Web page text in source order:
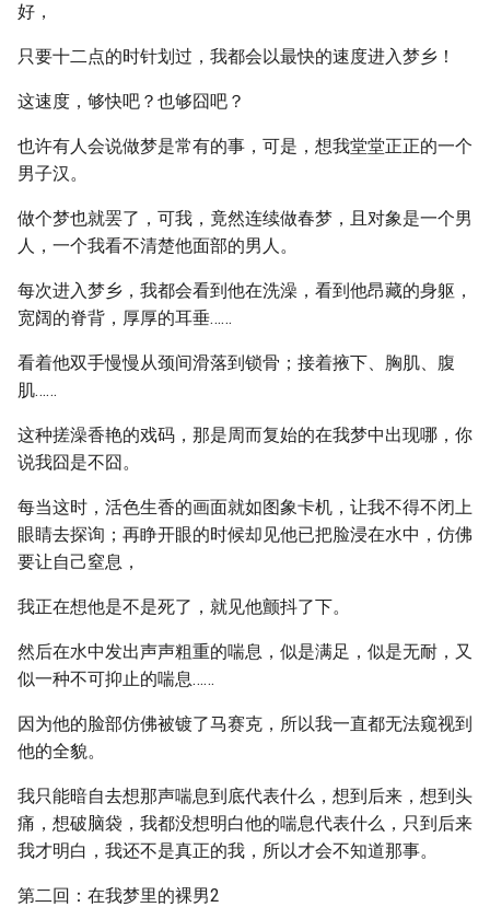
好，
只要十二点的时针划过，我都会以最快的速度进入梦乡！
这速度，够快吧？也够囧吧？
也许有人会说做梦是常有的事，可是，想我堂堂正正的一个
男子汉。
做个梦也就罢了，可我，竟然连续做春梦，且对象是一个男
人，一个我看不清楚他面部的男人。
每次进入梦乡，我都会看到他在洗澡，看到他昂藏的身躯，
宽阔的脊背，厚厚的耳垂……
看着他双手慢慢从颈间滑落到锁骨；接着掖下、胸肌、腹
肌……
这种搓澡香艳的戏码，那是周而复始的在我梦中出现哪，你
说我囧是不囧。
每当这时，活色生香的画面就如图象卡机，让我不得不闭上
眼睛去探询；再睁开眼的时候却见他已把脸浸在水中，仿佛
要让自己窒息，
我正在想他是不是死了，就见他颤抖了下。
然后在水中发出声声粗重的喘息，似是满足，似是无耐，又
似一种不可抑止的喘息……
因为他的脸部仿佛被镀了马赛克，所以我一直都无法窥视到
他的全貌。
我只能暗自去想那声喘息到底代表什么，想到后来，想到头
痛，想破脑袋，我都没想明白他的喘息代表什么，只到后来
我才明白，我还不是真正的我，所以才会不知道那事。
第二回：在我梦里的裸男2